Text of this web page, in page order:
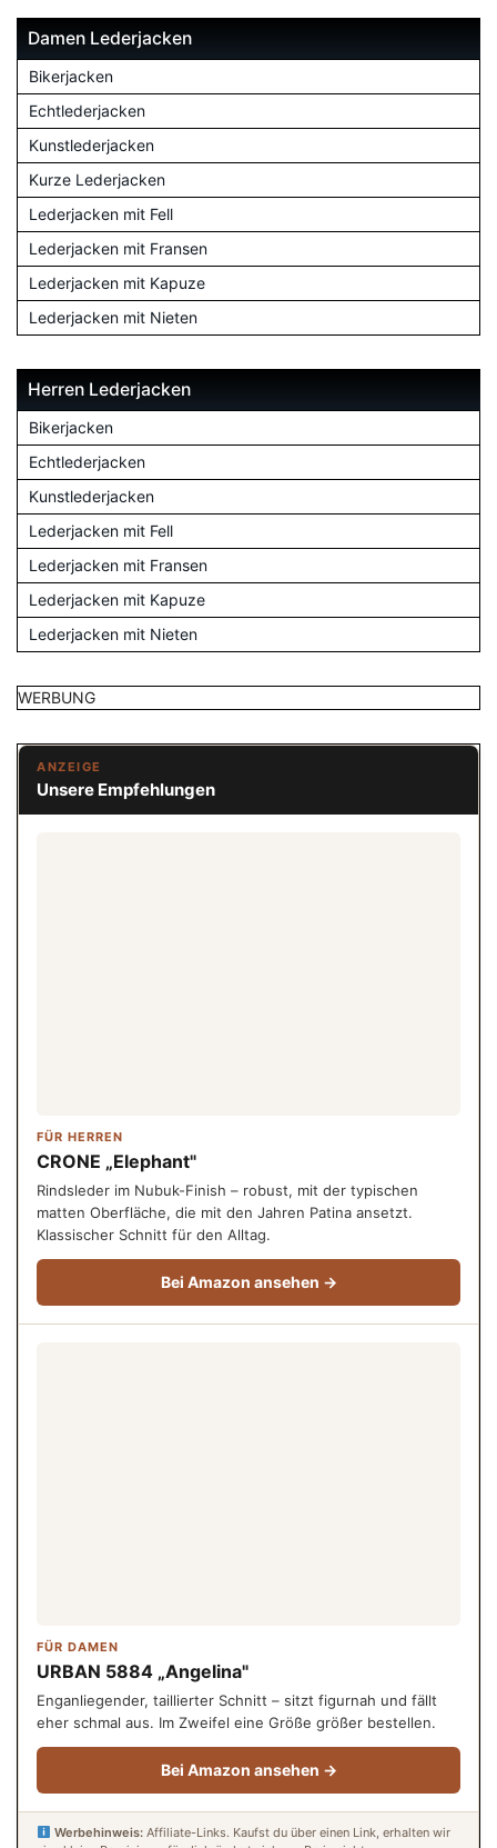
Damen Lederjacken
Bikerjacken
Echtlederjacken
Kunstlederjacken
Kurze Lederjacken
Lederjacken mit Fell
Lederjacken mit Fransen
Lederjacken mit Kapuze
Lederjacken mit Nieten
Herren Lederjacken
Bikerjacken
Echtlederjacken
Kunstlederjacken
Lederjacken mit Fell
Lederjacken mit Fransen
Lederjacken mit Kapuze
Lederjacken mit Nieten
WERBUNG
ANZEIGE
Unsere Empfehlungen
FÜR HERREN
CRONE „Elephant"
Rindsleder im Nubuk-Finish – robust, mit der typischen
matten Oberfläche, die mit den Jahren Patina ansetzt.
Klassischer Schnitt für den Alltag.
Bei Amazon ansehen →
FÜR DAMEN
URBAN 5884 „Angelina"
Enganliegender, taillierter Schnitt – sitzt figurnah und fällt
eher schmal aus. Im Zweifel eine Größe größer bestellen.
Bei Amazon ansehen →
Werbehinweis:Affiliate-Links. Kaufst du über einen Link, erhalten wir